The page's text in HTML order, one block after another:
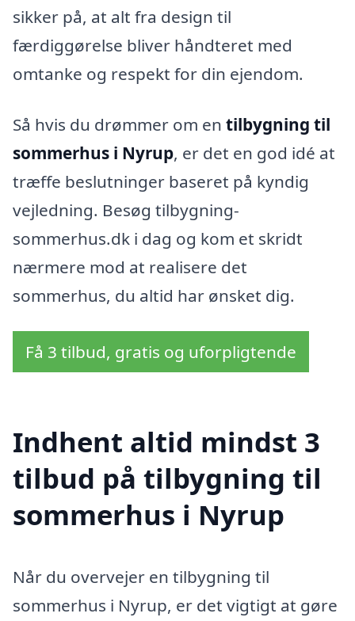
sikker på, at alt fra design til
færdiggørelse bliver håndteret med
omtanke og respekt for din ejendom.
Så hvis du drømmer om en tilbygning til
sommerhus i Nyrup, er det en god idé at
træffe beslutninger baseret på kyndig
vejledning. Besøg tilbygning-
sommerhus.dk i dag og kom et skridt
nærmere mod at realisere det
sommerhus, du altid har ønsket dig.
Få 3 tilbud, gratis og uforpligtende
Indhent altid mindst 3
tilbud på tilbygning til
sommerhus i Nyrup
Når du overvejer en tilbygning til
sommerhus i Nyrup, er det vigtigt at gøre